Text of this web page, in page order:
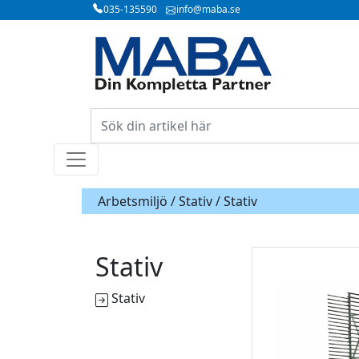
035-135590 info@maba.se
Arbetsmiljö /Stativ/ Stativ
Stativ
Stativ